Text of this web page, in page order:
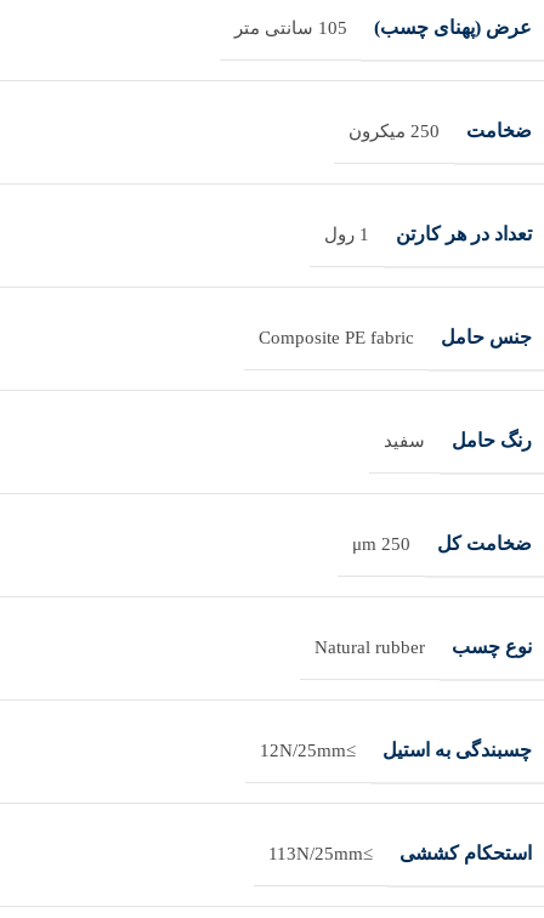
عرض (پهنای چسب) 105 سانتی متر
ضخامت 250 میکرون
تعداد در هر کارتن 1 رول
جنس حامل Composite PE fabric
رنگ حامل سفید
ضخامت کل 250 μm
نوع چسب Natural rubber
چسبندگی به استیل ≥12N/25mm
استحکام کششی ≥113N/25mm